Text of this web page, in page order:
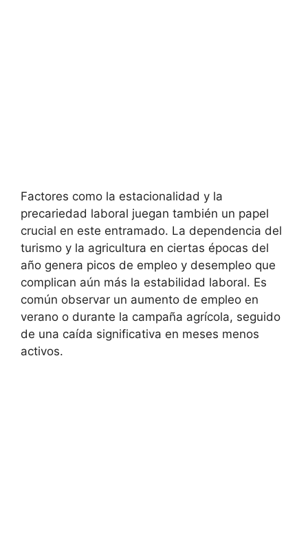
Factores como la estacionalidad y la
precariedad laboral juegan también un papel
crucial en este entramado. La dependencia del
turismo y la agricultura en ciertas épocas del
año genera picos de empleo y desempleo que
complican aún más la estabilidad laboral. Es
común observar un aumento de empleo en
verano o durante la campaña agrícola, seguido
de una caída significativa en meses menos
activos.